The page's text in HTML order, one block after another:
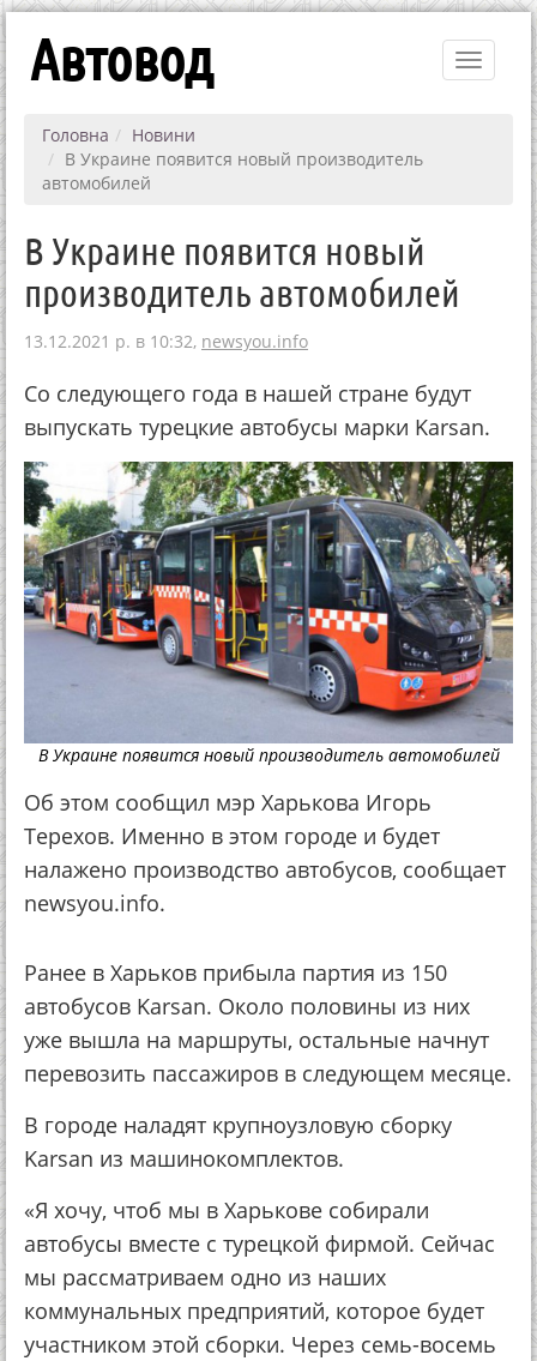
Toggle
Автовод
Головна
Новини
В Украине появится новый производитель
автомобилей
В Украине появится новый
производитель автомобилей
13.12.2021 р. в 10:32, newsyou.info
Со следующего года в нашей стране будут
выпускать турецкие автобусы марки Karsan.
В Украине появится новый производитель автомобилей
Об этом сообщил мэр Харькова Игорь
Терехов. Именно в этом городе и будет
налажено производство автобусов, сообщает
newsyou.info.
Ранее в Харьков прибыла партия из 150
автобусов Karsan. Около половины из них
уже вышла на маршруты, остальные начнут
перевозить пассажиров в следующем месяце.
В городе наладят крупноузловую сборку
Karsan из машинокомплектов.
«Я хочу, чтоб мы в Харькове собирали
автобусы вместе с турецкой фирмой. Сейчас
мы рассматриваем одно из наших
коммунальных предприятий, которое будет
участником этой сборки. Через семь-восемь